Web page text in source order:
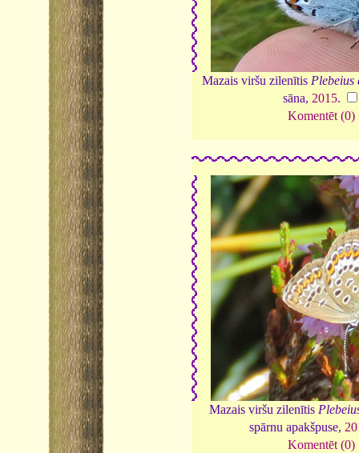
Mazais viršu zilenītis Plebeius
sāna, 2015.
Komentēt (0)
Mazais viršu zilenītis
spārnu apakšpuse,
Komentēt (0)